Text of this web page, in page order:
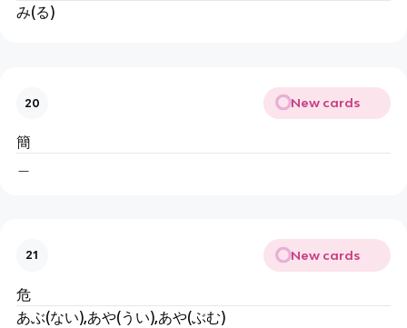
み(る)
20 New cards
簡
21 New cards
危
あぶ(ない),あや(うい),あや(ぶむ)